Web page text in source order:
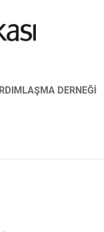
DERNEĞİ